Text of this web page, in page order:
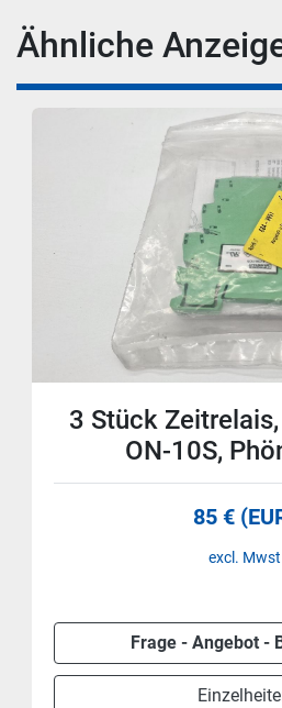
Ähnliche
3 Stück
ON-10S,
85 €
excl. Mwst
Frage - Angebot -